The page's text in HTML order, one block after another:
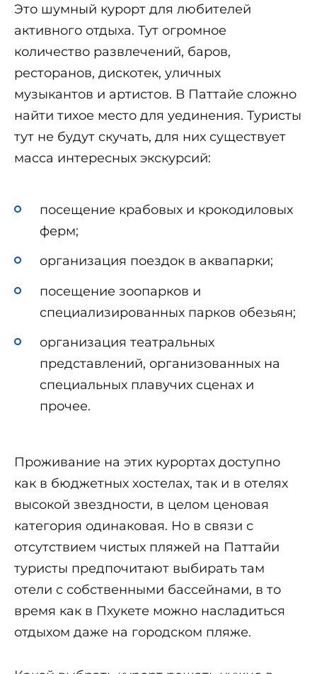
Это шумный курорт для любителей
активного отдыха. Тут огромное
количество развлечений, баров,
ресторанов, дискотек, уличных
музыкантов и артистов. В Паттайе сложно
найти тихое место для уединения. Туристы
тут не будут скучать, для них существует
масса интересных экскурсий:
посещение крабовых и крокодиловых
ферм;
организация поездок в аквапарки;
посещение зоопарков и
специализированных парков обезьян;
организация театральных
представлений, организованных на
специальных плавучих сценах и
прочее.
Проживание на этих курортах доступно
как в бюджетных хостелах, так и в отелях
высокой звездности, в целом ценовая
категория одинаковая. Но в связи с
отсутствием чистых пляжей на Паттайи
туристы предпочитают выбирать там
отели с собственными бассейнами, в то
время как в Пхукете можно насладиться
отдыхом даже на городском пляже.